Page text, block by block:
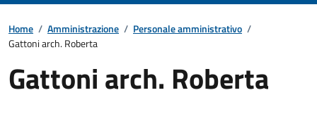
Home / Amministrazione / Personale amministrativo /
Gattoni arch. Roberta
Gattoni arch. Roberta